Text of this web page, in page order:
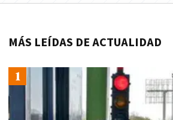
MÁS LEÍDAS DE ACTUALIDAD